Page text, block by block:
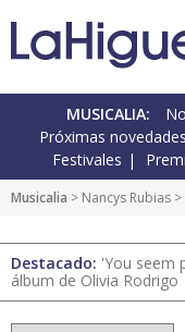
MUSICALIA:
Próximas novedades
Festivales
Musicalia > Nancys Rubias
Destacado: 'You seem
álbum de Olivia Rodrigo